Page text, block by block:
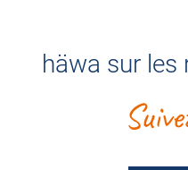
häwa sur les